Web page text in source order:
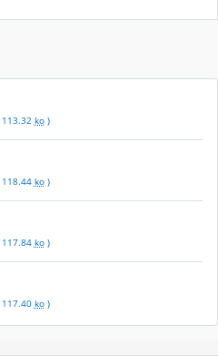
113.32 ko)
118.44 ko)
117.84 ko)
117.40 ko)